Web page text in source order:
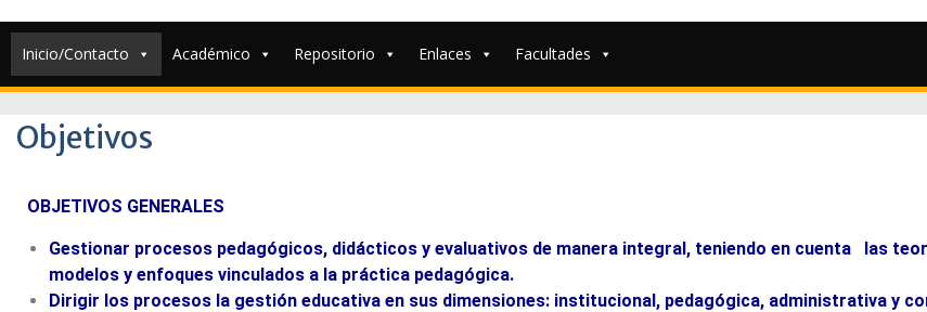
Inicio/Contacto Académico Repositorio Enlaces Facultades
Objetivos
OBJETIVOS GENERALES
Gestionar procesos pedagógicos, didácticos y evaluativos de manera integral, teniendo en cuenta las
modelos y enfoques vinculados a la práctica pedagógica.
Dirigir los procesos la gestión educativa en sus dimensiones: institucional, pedagógica, administrativa y